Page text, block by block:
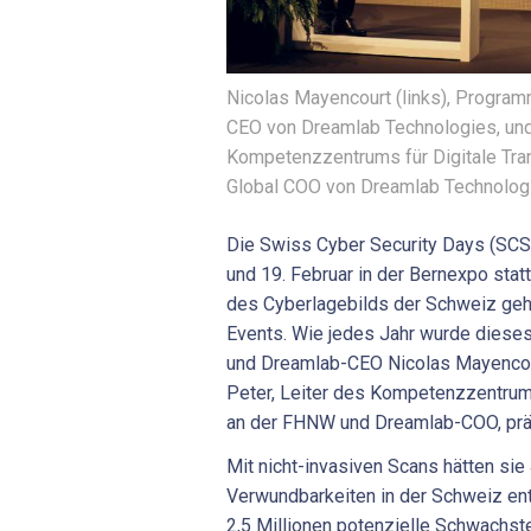
Nicolas Mayencourt (links),
CEO von Dreamlab Technologies,
Kompetenzzentrums für Digitale
Global COO von Dreamlab
Die Swiss Cyber Security Days
und 19. Februar in der Bernexpo
des Cyberlagebilds der Schweiz
Events. Wie jedes Jahr wurde
und Dreamlab-CEO Nicolas
Peter, Leiter des
an der FHNW und Dreamlab-COO,
Mit nicht-invasiven Scans hätten
Verwundbarkeiten in der Schweiz
2,5 Millionen potenzielle